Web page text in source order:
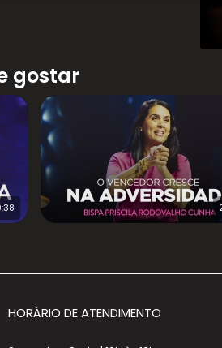
gostar
HORÁRIO DE ATENDIMENTO